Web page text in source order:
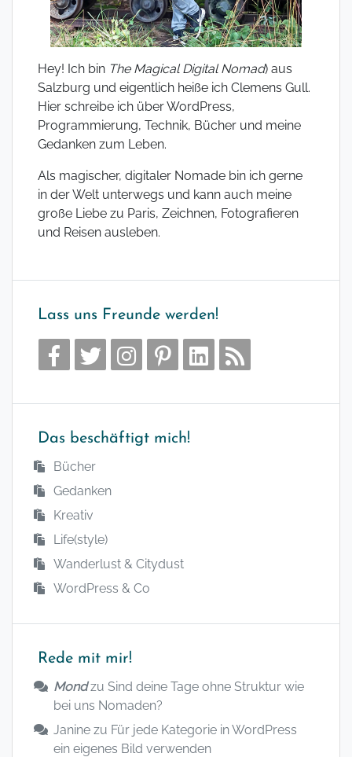
Hey! Ich bin The Magical Digital Nomad) aus
Salzburg und eigentlich heiße ich Clemens Gull.
Hier schreibe ich über WordPress,
Programmierung, Technik, Bücher und meine
Gedanken zum Leben.
Als magischer, digitaler Nomade bin ich gerne
in der Welt unterwegs und kann auch meine
große Liebe zu Paris, Zeichnen, Fotografieren
und Reisen ausleben.
Lass uns Freunde werden!
Das beschäftigt mich!
Bücher
Gedanken
Kreativ
Life(style)
Wanderlust & Citydust
WordPress & Co
Rede mit mir!
Mondzu Sind deine Tage ohne Struktur wie
bei uns Nomaden?
Janine zu Für jede Kategorie in WordPress
ein eigenes Bild verwenden